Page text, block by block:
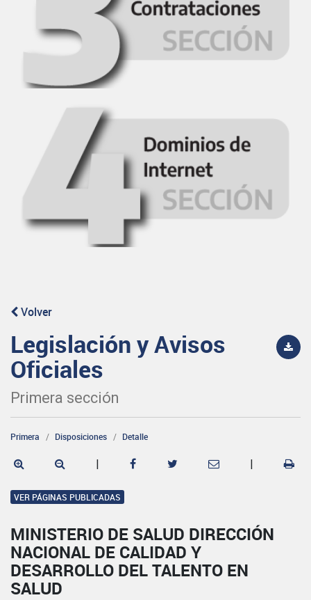
Volver
Legislación y Avisos
Oficiales
Primera sección
Primera Disposiciones Detalle
| |
VER PÁGINAS PUBLICADAS
MINISTERIO DE SALUD DIRECCIÓN
NACIONAL DE CALIDAD Y
DESARROLLO DEL TALENTO EN
SALUD